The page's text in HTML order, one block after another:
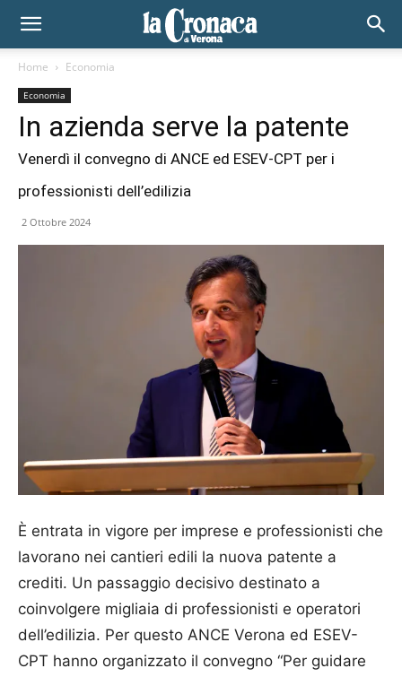
Home Economia
Economia
In azienda serve la patente
Venerdì il convegno di ANCE ed ESEV-CPT per i
professionisti dell’edilizia
2 Ottobre 2024
È entrata in vigore per imprese e professionisti che
lavorano nei cantieri edili la nuova patente a
crediti. Un passaggio decisivo destinato a
coinvolgere migliaia di professionisti e operatori
dell’edilizia. Per questo ANCE Verona ed ESEV-
CPT hanno organizzato il convegno “Per guidare